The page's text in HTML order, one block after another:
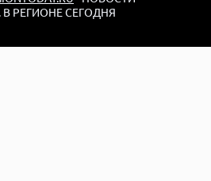
РЕГИОНЕ СЕГОДНЯ